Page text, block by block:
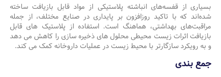
بسیاری از قفسه‌های انباشته پلاستیکی از مواد قابل بازیافت ساخته
شده‌اند که با تاکید روزافزون بر پایداری در صنایع مختلف، از جمله
مراقبت‌های بهداشتی، هماهنگ است. استفاده از پلاستیک های قابل
بازیافت اثرات زیست محیطی محلول های ذخیره سازی را کاهش می دهد
و به رویکرد سازگارتر با محیط زیست در عملیات داروخانه کمک می کند.
جمع بندی